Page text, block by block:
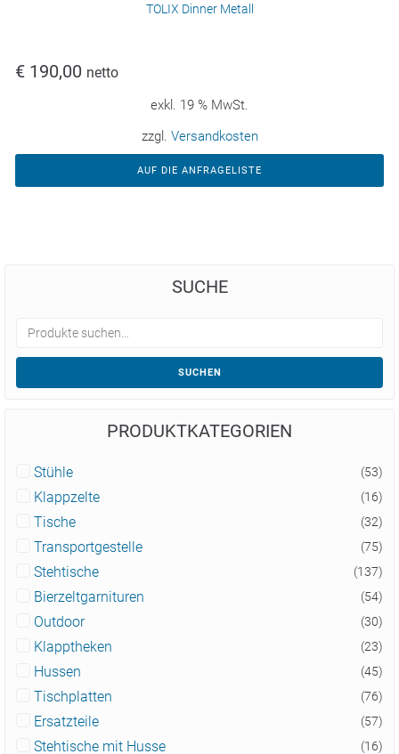
TOLIX Dinner Metall
€ 190,00 netto
exkl. 19 % MwSt.
zzgl. Versandkosten
AUF DIE ANFRAGELISTE
SUCHE
SUCHEN
PRODUKTKATEGORIEN
Stühle (53)
Klappzelte (16)
Tische (32)
Transportgestelle (75)
Stehtische (137)
Bierzeltgarnituren (54)
Outdoor (30)
Klapptheken (23)
Hussen (45)
Tischplatten (76)
Ersatzteile (57)
Stehtische mit Husse (16)